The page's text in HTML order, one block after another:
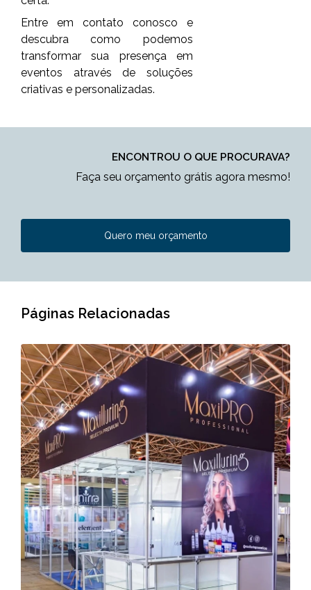
Entre em contato conosco e
descubra como podemos
transformar sua presença em
eventos através de soluções
criativas e personalizadas.
ENCONTROU O QUE PROCURAVA?
Faça seu orçamento grátis agora mesmo!
Quero meu orçamento
Páginas Relacionadas